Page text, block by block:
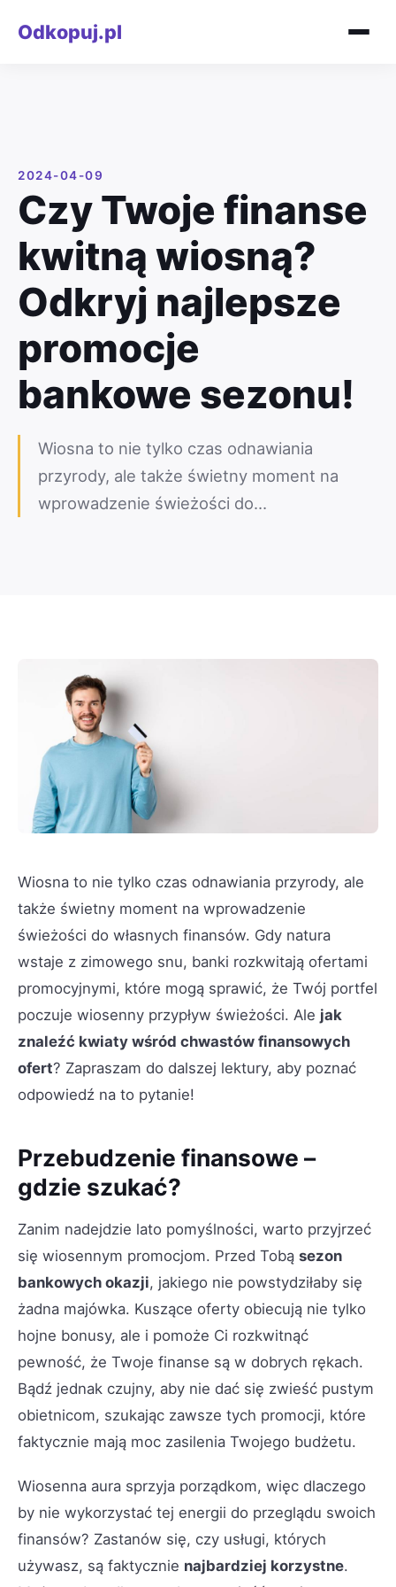
Odkopuj.pl
2024-04-09
Czy Twoje finanse
kwitną wiosną?
Odkryj najlepsze
promocje
bankowe sezonu!
Wiosna to nie tylko czas odnawiania
przyrody, ale także świetny moment na
wprowadzenie świeżości do…
Wiosna to nie tylko czas odnawiania przyrody, ale
także świetny moment na wprowadzenie
świeżości do własnych finansów. Gdy natura
wstaje z zimowego snu, banki rozkwitają ofertami
promocyjnymi, które mogą sprawić, że Twój portfel
poczuje wiosenny przypływ świeżości. Ale jak
znaleźć kwiaty wśród chwastów finansowych
ofert? Zapraszam do dalszej lektury, aby poznać
odpowiedź na to pytanie!
Przebudzenie finansowe –
gdzie szukać?
Zanim nadejdzie lato pomyślności, warto przyjrzeć
się wiosennym promocjom. Przed Tobą sezon
bankowych okazji, jakiego nie powstydziłaby się
żadna majówka. Kuszące oferty obiecują nie tylko
hojne bonusy, ale i pomoże Ci rozkwitnąć
pewność, że Twoje finanse są w dobrych rękach.
Bądź jednak czujny, aby nie dać się zwieść pustym
obietnicom, szukając zawsze tych promocji, które
faktycznie mają moc zasilenia Twojego budżetu.
Wiosenna aura sprzyja porządkom, więc dlaczego
by nie wykorzystać tej energii do przeglądu swoich
finansów? Zastanów się, czy usługi, których
używasz, są faktycznie najbardziej korzystne.